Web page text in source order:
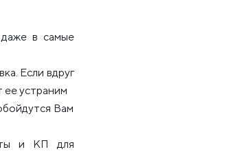
в самые
Если вдруг
ее устраним
Вам
и КП для